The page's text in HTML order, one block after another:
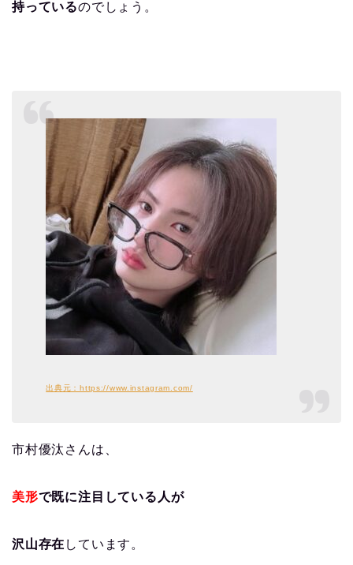
持っているのでしょう。
出典元：https://www.instagram.com/
市村優汰さんは、
美形で既に注目している人が
沢山存在 しています。